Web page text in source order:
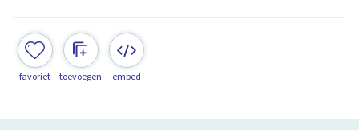
favoriet toevoegen embed